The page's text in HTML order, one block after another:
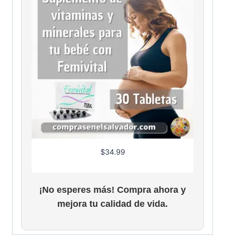
$34.99
¡No esperes más! Compra ahora y
mejora tu calidad de vida.